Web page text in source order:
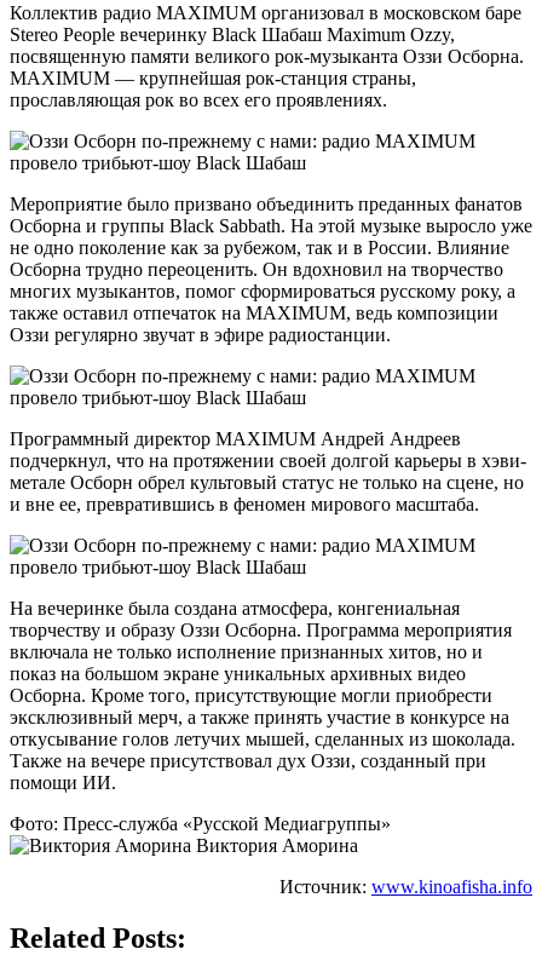
Коллектив радио MAXIMUM организовал в московском баре
Stereo People вечеринку Black Шабаш Maximum Ozzy,
посвященную памяти великого рок-музыканта Оззи Осборна.
MAXIMUM — крупнейшая рок-станция страны,
прославляющая рок во всех его проявлениях.
Мероприятие было призвано объединить преданных фанатов
Осборна и группы Black Sabbath. На этой музыке выросло уже
не одно поколение как за рубежом, так и в России. Влияние
Осборна трудно переоценить. Он вдохновил на творчество
многих музыкантов, помог сформироваться русскому року, а
также оставил отпечаток на MAXIMUM, ведь композиции
Оззи регулярно звучат в эфире радиостанции.
Программный директор MAXIMUM Андрей Андреев
подчеркнул, что на протяжении своей долгой карьеры в хэви-
метале Осборн обрел культовый статус не только на сцене, но
и вне ее, превратившись в феномен мирового масштаба.
На вечеринке была создана атмосфера, конгениальная
творчеству и образу Оззи Осборна. Программа мероприятия
включала не только исполнение признанных хитов, но и
показ на большом экране уникальных архивных видео
Осборна. Кроме того, присутствующие могли приобрести
эксклюзивный мерч, а также принять участие в конкурсе на
откусывание голов летучих мышей, сделанных из шоколада.
Также на вечере присутствовал дух Оззи, созданный при
помощи ИИ.
Фото: Пресс-служба «Русской Медиагруппы»
Виктория Аморина
Источник: www.kinoafisha.info
Related Posts: